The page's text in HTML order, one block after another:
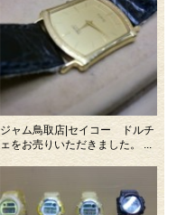
ジャム鳥取店|セイコー ドルチ
ェをお売りいただきました。 ...